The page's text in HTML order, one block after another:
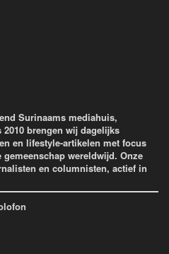
Surinaams mediahuis,
brengen wij dagelijks
en lifestyle-artikelen met focus
wereldwijd. Onze
en columnisten, actief in